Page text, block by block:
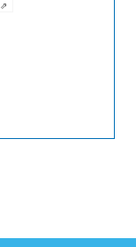
⇗